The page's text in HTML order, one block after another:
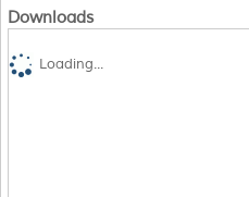
Downloads
Loading...